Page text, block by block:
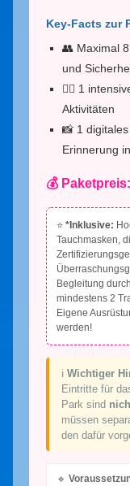
Key-Facts zur
👥 Maximal
und
🧜‍♀️ 1
Aktivitäten
📸 1
Erinnerung
💰
⭐ *Inklusive:
Tauchmasken,
Begleitung
mindestens 2
Eigene
werden!
ℹ️ Wichtiger
Eintritte für
Park sind
müssen
den dafür
🔹